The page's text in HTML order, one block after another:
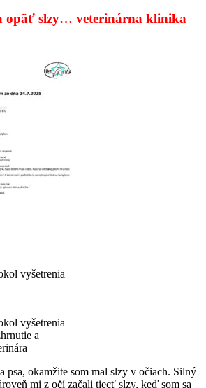
opäť slzy… veterinárna klinika
vyšetrenia
vyšetrenia
a
psa, okamžite som mal slzy v očiach. Silný
mi z očí začali tiecť slzy, keď som sa